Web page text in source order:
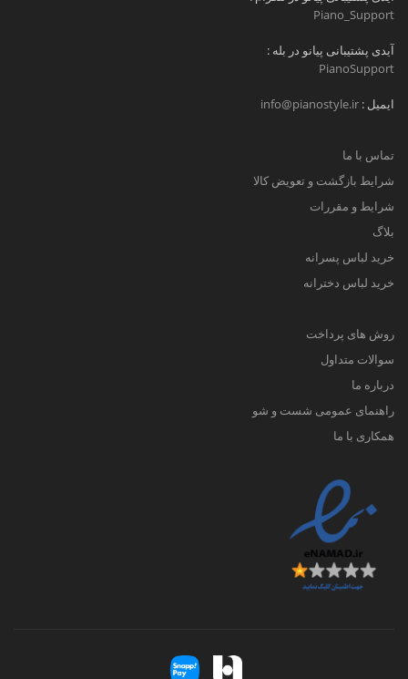
Piano_Support
آیدی پشتیبانی پیانو در بله :
PianoSupport
ایمیل : info@pianostyle.ir
تماس با ما
شرایط بازگشت و تعویض کالا
شرایط و مقررات
بلاگ
خرید لباس پسرانه
خرید لباس دخترانه
روش های پرداخت
سوالات متداول
درباره ما
راهنمای عمومی شست و شو
همکاری با ما